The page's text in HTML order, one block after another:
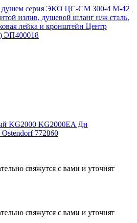
душем серия ЭКО ЦС-СМ 300-4 М-42
излив, душевой шланг н/ж сталь,
лейка и кронштейн Центр
ЭП400018
KG2000 KG2000EA Дн
772860
свяжутся с вами и уточнят
свяжутся с вами и уточнят